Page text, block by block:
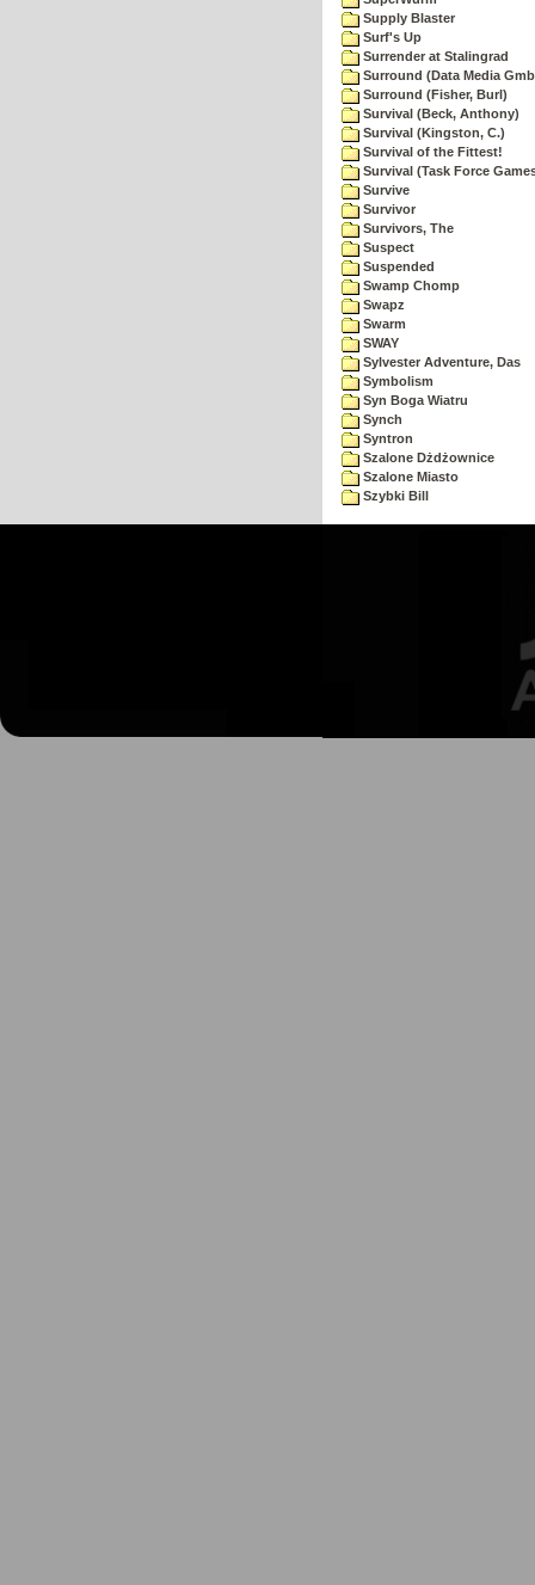
Supply Blaster
Surf's Up
Surrender at Stalingrad
Surround (Data Media
Surround (Fisher, Burl)
Survival (Beck, Anthony)
Survival (Kingston, C.)
Survival of the Fittest!
Survival (Task Force
Survive
Survivor
Survivors, The
Suspect
Suspended
Swamp Chomp
Swapz
Swarm
SWAY
Sylvester Adventure, Das
Symbolism
Syn Boga Wiatru
Synch
Syntron
Szalone Dżdżownice
Szalone Miasto
Szybki Bill